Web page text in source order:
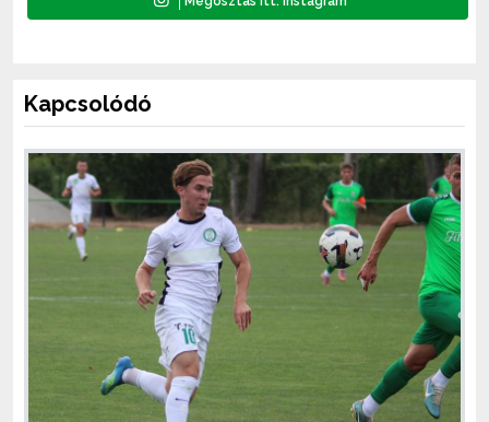
Kapcsolódó